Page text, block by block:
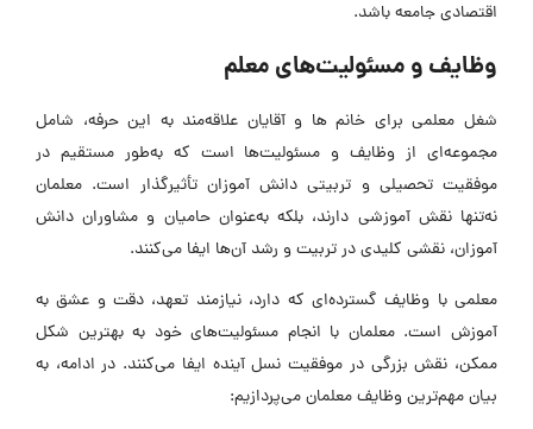
اقتصادی جامعه باشد.
وظایف و مسئولیت‌های معلم
شغل معلمی برای خانم ها و آقایان علاقه‌مند به این حرفه، شامل
مجموعه‌ای از وظایف و مسئولیت‌ها است که به‌طور مستقیم در
موفقیت تحصیلی و تربیتی دانش ‌آموزان تأثیرگذار است. معلمان
نه‌تنها نقش آموزشی دارند، بلکه به‌عنوان حامیان و مشاوران دانش
‌آموزان، نقشی کلیدی در تربیت و رشد آن‌ها ایفا می‌کنند.
معلمی با وظایف گسترده‌ای که دارد، نیازمند تعهد، دقت و عشق به
آموزش است. معلمان با انجام مسئولیت‌های خود به بهترین شکل
ممکن، نقش بزرگی در موفقیت نسل آینده ایفا می‌کنند. در ادامه، به
بیان مهم‌ترین وظایف معلمان می‌پردازیم: